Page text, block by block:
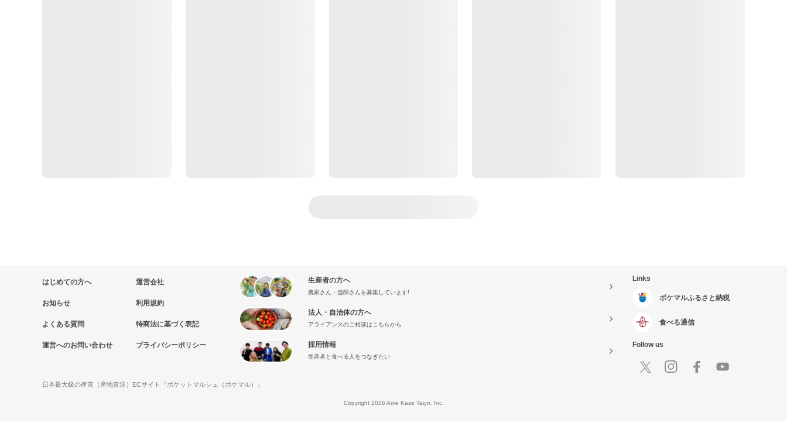
はじめての方へ
お知らせ
よくある質問
運営へのお問い合わせ
運営会社
利用規約
特商法に基づく表記
プライバシーポリシー
生産者の方へ
農家さん・漁師さんを募集しています!
法人・自治体の方へ
アライアンスのご相談はこちらから
採用情報
生産者と食べる人をつなぎたい
Links
ポケマルふるさと納税
食べる通信
Follow us
日本最大級の産直（産地直送）ECサイト『ポケットマルシェ（ポケマル）』
Copyright 2026 Ame Kaze Taiyo, Inc.